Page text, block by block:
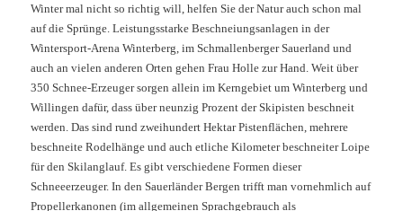
Winter mal nicht so richtig will, helfen Sie der Natur auch schon mal
auf die Sprünge. Leistungsstarke Beschneiungsanlagen in der
Wintersport-Arena Winterberg, im Schmallenberger Sauerland und
auch an vielen anderen Orten gehen Frau Holle zur Hand. Weit über
350 Schnee-Erzeuger sorgen allein im Kerngebiet um Winterberg und
Willingen dafür, dass über neunzig Prozent der Skipisten beschneit
werden. Das sind rund zweihundert Hektar Pistenflächen, mehrere
beschneite Rodelhänge und auch etliche Kilometer beschneiter Loipe
für den Skilanglauf. Es gibt verschiedene Formen dieser
Schneeerzeuger. In den Sauerländer Bergen trifft man vornehmlich auf
Propellerkanonen (im allgemeinen Sprachgebrauch als